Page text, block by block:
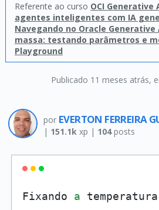
Publicado 11 meses atrás,
Referente ao curso OCI Generative
agentes inteligentes com IA
Navegando no Oracle Generative
massa: testando parâmetros e
Playground
por EVERTON FERREIRA
| 151.1kxp | 104posts
Fixando a temperatura